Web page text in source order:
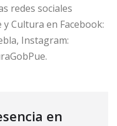
redes sociales
Cultura en Facebook:
Instagram:
en